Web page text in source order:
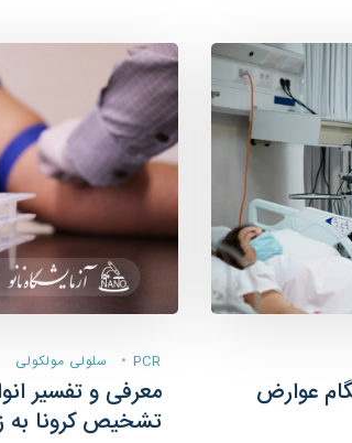
عوارض
PCR سلولی مولکولی
معرفی و تفسیر
تشخیص کرونا به